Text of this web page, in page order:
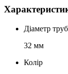
Діаметр
32 мм
Колір